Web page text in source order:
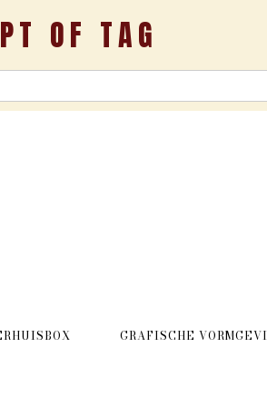
OF TAG
GRAFISCHE